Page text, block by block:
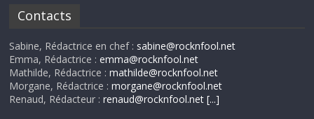
Contacts
Sabine, Rédactrice en chef : sabine@rocknfool.net
Emma, Rédactrice :emma@rocknfool.net
Mathilde, Rédactrice :mathilde@rocknfool.net
Morgane, Rédactrice :morgane@rocknfool.net
Renaud, Rédacteur :renaud@rocknfool.net [...]